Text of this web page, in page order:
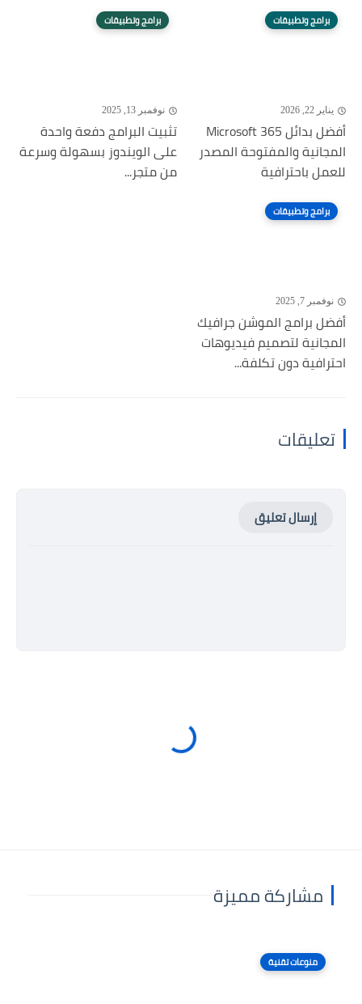
برامج وتطبيقات
يناير 22, 2026
أفضل بدائل Microsoft 365
المجانية والمفتوحة المصدر
للعمل باحترافية
برامج وتطبيقات
نوفمبر 13, 2025
تثبيت البرامج دفعة واحدة
على الويندوز بسهولة وسرعة
من متجر...
برامج وتطبيقات
نوفمبر 7, 2025
أفضل برامج الموشن جرافيك
المجانية لتصميم فيديوهات
احترافية دون تكلفة...
تعليقات
إرسال تعليق
مشاركة مميزة
منوعات تقنية